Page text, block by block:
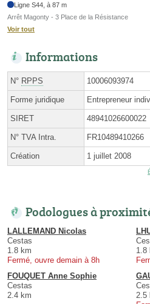
Ligne S44, à 87 m
Arrêt Magonty - 3 Place de la Résistance
Voir tout
Informations
N° RPPS 10006093974
Forme juridique Entrepreneur
SIRET 48941026600022
N° TVA Intra. FR10489410266
Création 1 juillet 2008
Podologues à
LALLEMAND Nicolas
Cestas
1.8 km
Fermé, ouvre demain à 8h
1.8
FOUQUET Anne Sophie
Cestas
2.4 km
2.5